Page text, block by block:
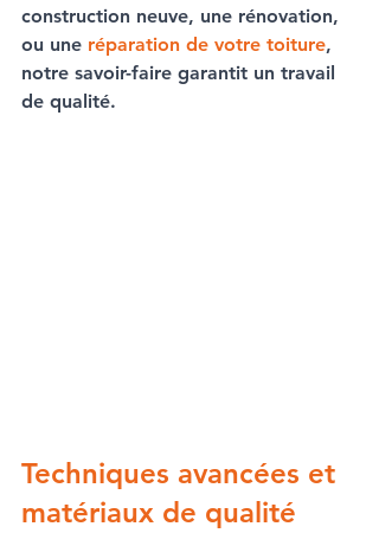
construction neuve, une rénovation,
ou une réparation de votre toiture,
notre savoir-faire garantit un travail
de qualité.
Techniques avancées et
matériaux de qualité